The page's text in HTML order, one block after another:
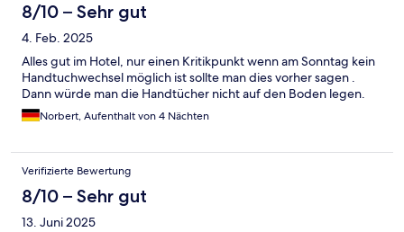
8/10 – Sehr gut
4. Feb. 2025
Alles gut im Hotel, nur einen Kritikpunkt wenn am Sonntag kein
Handtuchwechsel möglich ist sollte man dies vorher sagen .
Dann würde man die Handtücher nicht auf den Boden legen.
Norbert, Aufenthalt von 4 Nächten
Verifizierte Bewertung
8/10 – Sehr gut
13. Juni 2025